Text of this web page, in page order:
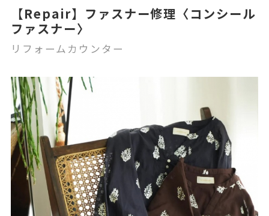
【Repair】ファスナー修理〈コンシール
ファスナー〉
リフォームカウンター